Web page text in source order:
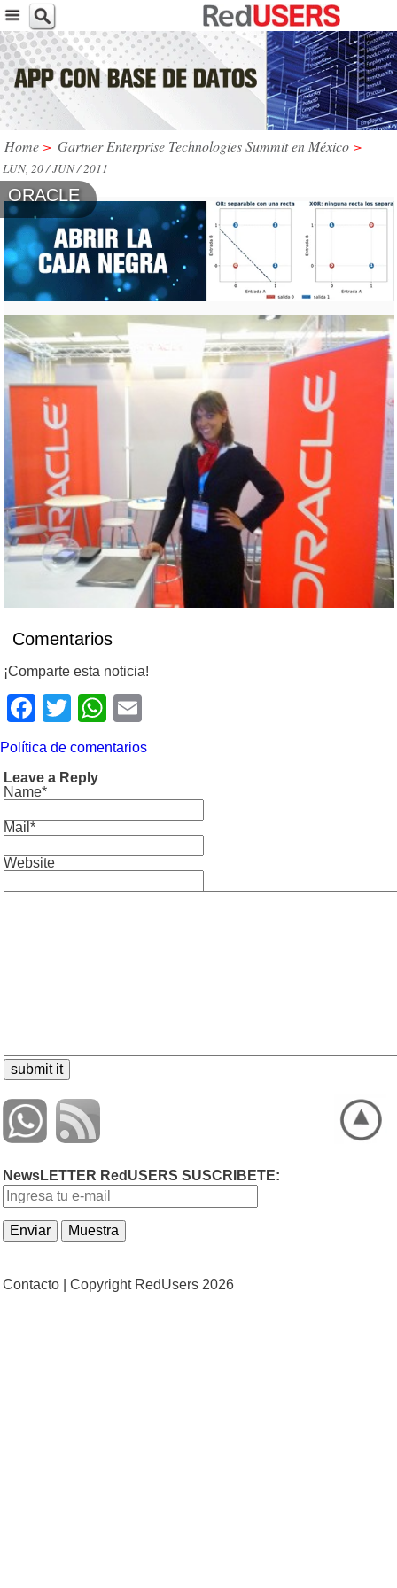
Home > Gartner Enterprise Technologies Summit en México >
LUN, 20 / JUN / 2011
ORACLE
Comentarios
¡Comparte esta noticia!
Facebook
TwitterWhatsApp
Política de comentarios
Leave a Reply
Name*
Mail*
Website
NewsLETTER RedUSERS SUSCRIBETE:
Contacto | Copyright RedUsers 2026